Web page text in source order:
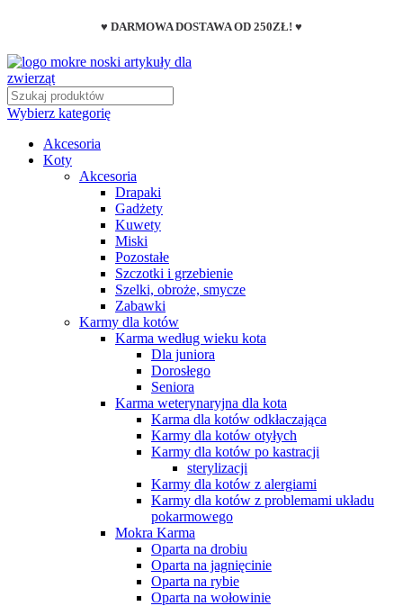
♥ DARMOWA DOSTAWA OD 250ZŁ! ♥
Wybierz kategorię
Akcesoria
Koty
Akcesoria
Drapaki
Gadżety
Kuwety
Miski
Pozostałe
Szczotki i grzebienie
Szelki, obroże, smycze
Zabawki
Karmy dla kotów
Karma według wieku kota
Dla juniora
Dorosłego
Seniora
Karma weterynaryjna dla kota
Karma dla kotów odkłaczająca
Karmy dla kotów otyłych
Karmy dla kotów po kastracji
sterylizacji
Karmy dla kotów z alergiami
Karmy dla kotów z problemami układu
pokarmowego
Mokra Karma
Oparta na drobiu
Oparta na jagnięcinie
Oparta na rybie
Oparta na wołowinie